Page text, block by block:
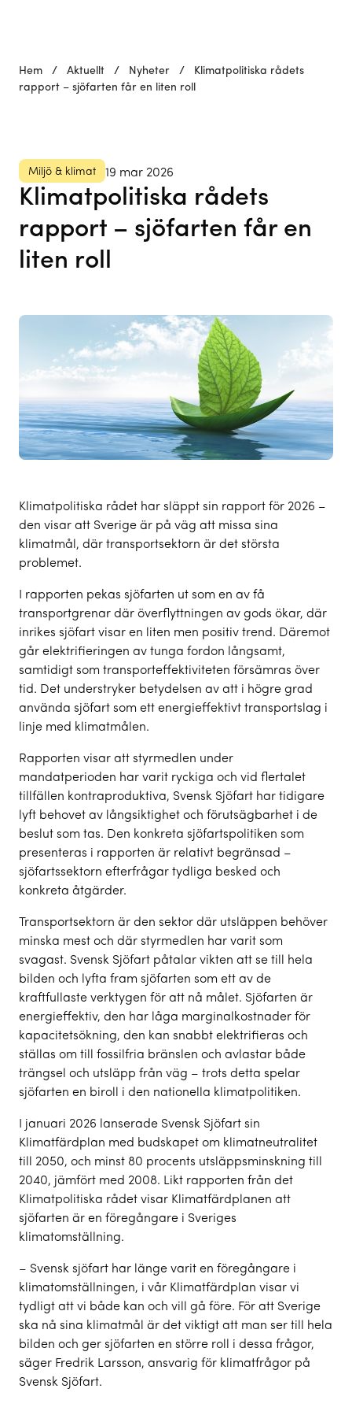
Hem / Aktuellt / Nyheter /
Klimatpolitiska rådets
rapport – sjöfarten får en liten roll
Miljö & klimat 19 mar 2026
Klimatpolitiska rådets
rapport – sjöfarten får en
liten roll
Klimatpolitiska rådet har släppt sin rapport för 2026 –
den visar att Sverige är på väg att missa sina
klimatmål, där transportsektorn är det största
problemet.
I rapporten pekas sjöfarten ut som en av få
transportgrenar där överflyttningen av gods ökar, där
inrikes sjöfart visar en liten men positiv trend. Däremot
går elektrifieringen av tunga fordon långsamt,
samtidigt som transporteffektiviteten försämras över
tid. Det understryker betydelsen av att i högre grad
använda sjöfart som ett energieffektivt transportslag i
linje med klimatmålen.
Rapporten visar att styrmedlen under
mandatperioden har varit ryckiga och vid flertalet
tillfällen kontraproduktiva, Svensk Sjöfart har tidigare
lyft behovet av långsiktighet och förutsägbarhet i de
beslut som tas. Den konkreta sjöfartspolitiken som
presenteras i rapporten är relativt begränsad –
sjöfartssektorn efterfrågar tydliga besked och
konkreta åtgärder.
Transportsektorn är den sektor där utsläppen behöver
minska mest och där styrmedlen har varit som
svagast. Svensk Sjöfart påtalar vikten att se till hela
bilden och lyfta fram sjöfarten som ett av de
kraftfullaste verktygen för att nå målet. Sjöfarten är
energieffektiv, den har låga marginalkostnader för
kapacitetsökning, den kan snabbt elektrifieras och
ställas om till fossilfria bränslen och avlastar både
trängsel och utsläpp från väg – trots detta spelar
sjöfarten en biroll i den nationella klimatpolitiken.
I januari 2026 lanserade Svensk Sjöfart sin
Klimatfärdplan med budskapet om klimatneutralitet
till 2050, och minst 80 procents utsläppsminskning till
2040, jämfört med 2008. Likt rapporten från det
Klimatpolitiska rådet visar Klimatfärdplanen att
sjöfarten är en föregångare i Sveriges
klimatomställning.
– Svensk sjöfart har länge varit en föregångare i
klimatomställningen, i vår Klimatfärdplan visar vi
tydligt att vi både kan och vill gå före. För att Sverige
ska nå sina klimatmål är det viktigt att man ser till hela
bilden och ger sjöfarten en större roll i dessa frågor,
säger Fredrik Larsson, ansvarig för klimatfrågor på
Svensk Sjöfart.